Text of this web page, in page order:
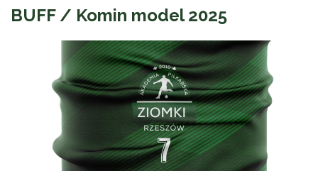
BUFF / Komin model 2025